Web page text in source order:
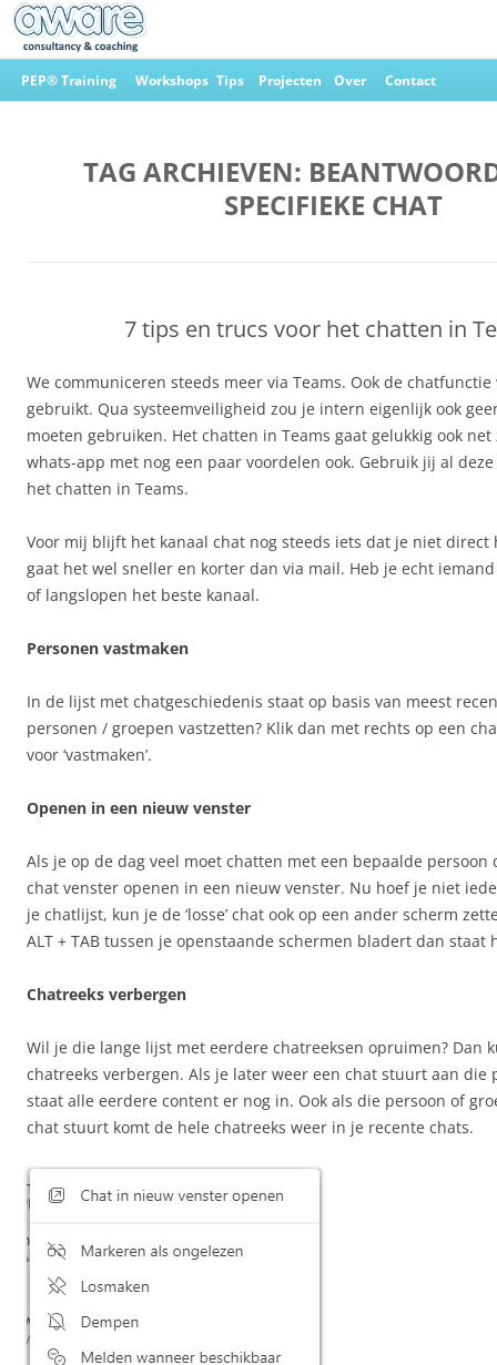
Ga
naar
PEP® Training Workshops Tips Projecten Over Contact
TAG ARCHIEVEN:
SPECIFIEKE CHAT
7 tips en trucs voor het chatten in
We communiceren steeds meer via Teams. Ook de
gebruikt. Qua systeemveiligheid zou je intern eigenlijk ook
moeten gebruiken. Het chatten in Teams gaat gelukkig ook
whats-app met nog een paar voordelen ook. Gebruik jij al
het chatten in Teams.
Voor mij blijft het kanaal chat nog steeds iets dat je niet direct
gaat het wel sneller en korter dan via mail. Heb je echt
of langslopen het beste kanaal.
Personen vastmaken
In de lijst met chatgeschiedenis staat op basis van meest
personen / groepen vastzetten? Klik dan met rechts op een
voor ‘vastmaken’.
Openen in een nieuw venster
Als je op de dag veel moet chatten met een bepaalde persoon
chat venster openen in een nieuw venster. Nu hoef je niet
je chatlijst, kun je de ‘losse’ chat ook op een ander scherm
ALT + TAB tussen je openstaande schermen bladert dan staat
Chatreeks verbergen
Wil je die lange lijst met eerdere chatreeksen opruimen? Dan
chatreeks verbergen. Als je later weer een chat stuurt aan die
staat alle eerdere content er nog in. Ook als die persoon of
chat stuurt komt de hele chatreeks weer in je recente chats.